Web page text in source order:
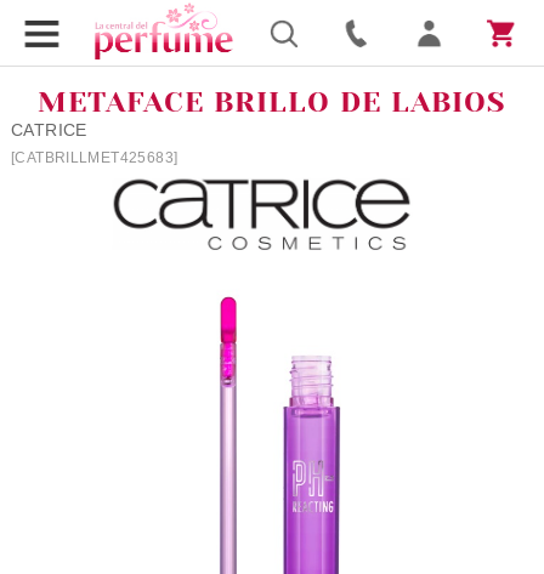
METAFACE BRILLO DE LABIOS
CATRICE
[CATBRILLMET425683]